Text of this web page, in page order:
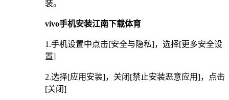
装。
vivo手机安装江南下载体育
1.手机设置中点击[安全与隐私]，选择[更多安全设
置]
2.选择[应用安装]，关闭[禁止安装恶意应用]，点击
[关闭]